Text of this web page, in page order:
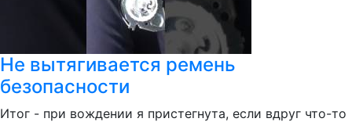
Не вытягивается ремень
безопасности
Итог - при вождении я пристегнута, если вдруг что-то